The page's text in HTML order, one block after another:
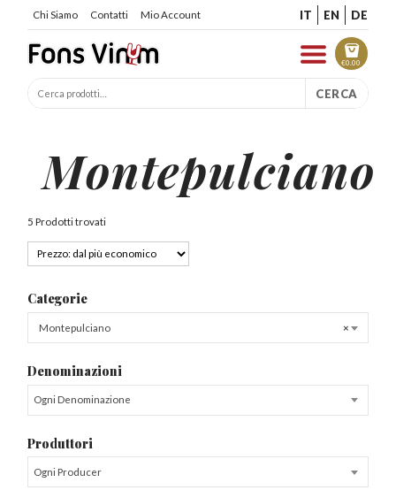
Chi Siamo Contatti Mio Account IT EN DE
€0.00
CERCA
Montepulciano
5 Prodotti trovati
Categorie
×
Montepulciano
Denominazioni
Ogni Denominazione
Produttori
Ogni Producer